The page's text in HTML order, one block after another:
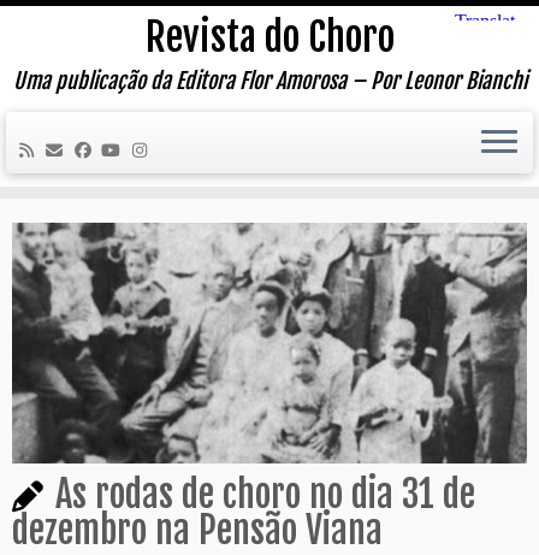
Skip
content
Revista do Choro
Uma publicação da Editora Flor Amorosa – Por Leonor Bianchi
As rodas de choro no dia 31 de
dezembro na Pensão Viana